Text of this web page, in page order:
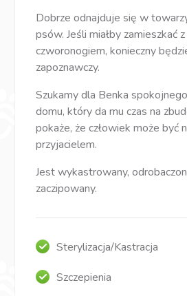
Dobrze odnajduje się w
psów. Jeśli miałby zamieszkać
czworonogiem, konieczny
zapoznawczy.
Szukamy dla Benka
domu, który da mu czas na
pokaże, że człowiek może być
przyjacielem.
Jest wykastrowany,
zaczipowany.
Sterylizacja/Kastracja
Szczepienia